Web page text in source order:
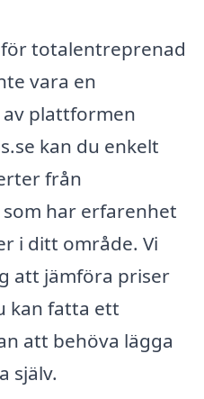
totalentreprenad
vara en
plattformen
kan du enkelt
från
har erfarenhet
i ditt område. Vi
att jämföra priser
kan fatta ett
att behöva lägga
själv.